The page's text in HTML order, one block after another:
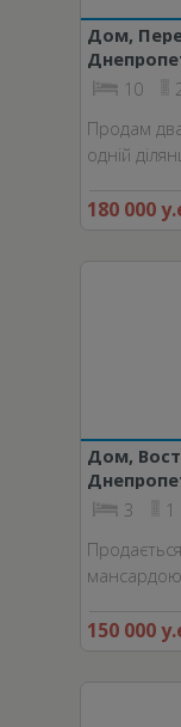
Дом,
10
Продам
одній
180 000
Дом,
3
1
150 000